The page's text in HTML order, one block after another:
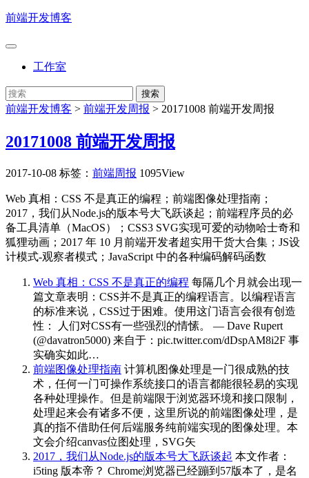
前端开发博客
工作室
前端开发博客 > 前端开发周报 > 20171008 前端开发周报
20171008 前端开发周报
2017-10-08 标签： 前端周报 1095View
Web 真相：CSS 不是真正的编程；前端图像处理指南；
2017，我们从Node.js的版本号大飞跃谈起；前端程序员的必
备工具清单（MacOS）；CSS3 SVG实现可爱的动物哈士奇和
狐狸动画；2017 年 10 月前端开发者超实用干货大合集；JS设
计模式-观察者模式；JavaScript 中的各种编码解码函数
Web 真相：CSS 不是真正的编程 每隔几个月就会出现一
篇文章表明：CSS并不是真正的编程语言。以编程语言
的标准来说，CSS过于困难。使用这门语言会很有创造
性： 人们对CSS有一些强烈的情愫。 — Dave Rupert
(@davatron5000) 来自于：pic.twitter.com/dDspAM8i2F 事
实确实如此…
前端图像处理指南 计算机图像处理是一门很成熟的技
术，任何一门可操作系统接口的语言都能很轻易的实现
各种处理操作。但是前端限于浏览器环境和接口限制，
处理起来会有诸多不便，这里所说的前端图像处理，是
真的指不借助任何后端服务纯前端实现的图像处理。本
文会介绍canvas位图处理，SVG矢
2017，我们从Node.js的版本号大飞跃谈起 本文作者：
i5ting 版本帝？ Chrome浏览器已经蹦到57版本了，是名